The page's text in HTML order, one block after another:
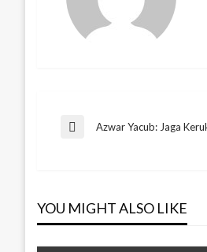
Navigasi
Previous
Azwar Yacub: Jaga
YOU MIGHT ALSO LIKE